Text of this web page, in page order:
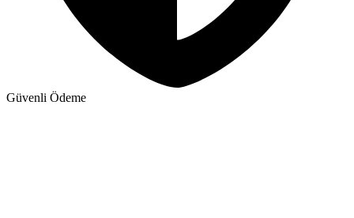
Güvenli Ödeme